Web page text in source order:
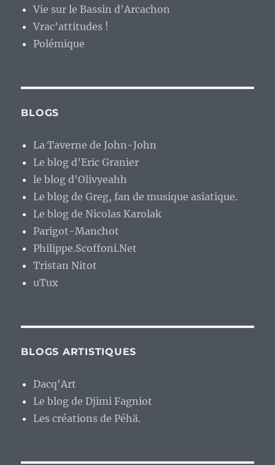
Vie sur le Bassin d'Arcachon
Vrac'attitudes !
Polémique
BLOGS
La Taverne de John-John
Le blog d'Eric Granier
le blog d'Olivyeahh
Le blog de Greg, fan de musique asiatique.
Le blog de Nicolas Karolak
Parigot-Manchot
Philippe.Scoffoni.Net
Tristan Nitot
uTux
BLOGS ARTISTIQUES
Dacq'Art
Le blog de Djimi Fagniot
Les créations de Péhä.